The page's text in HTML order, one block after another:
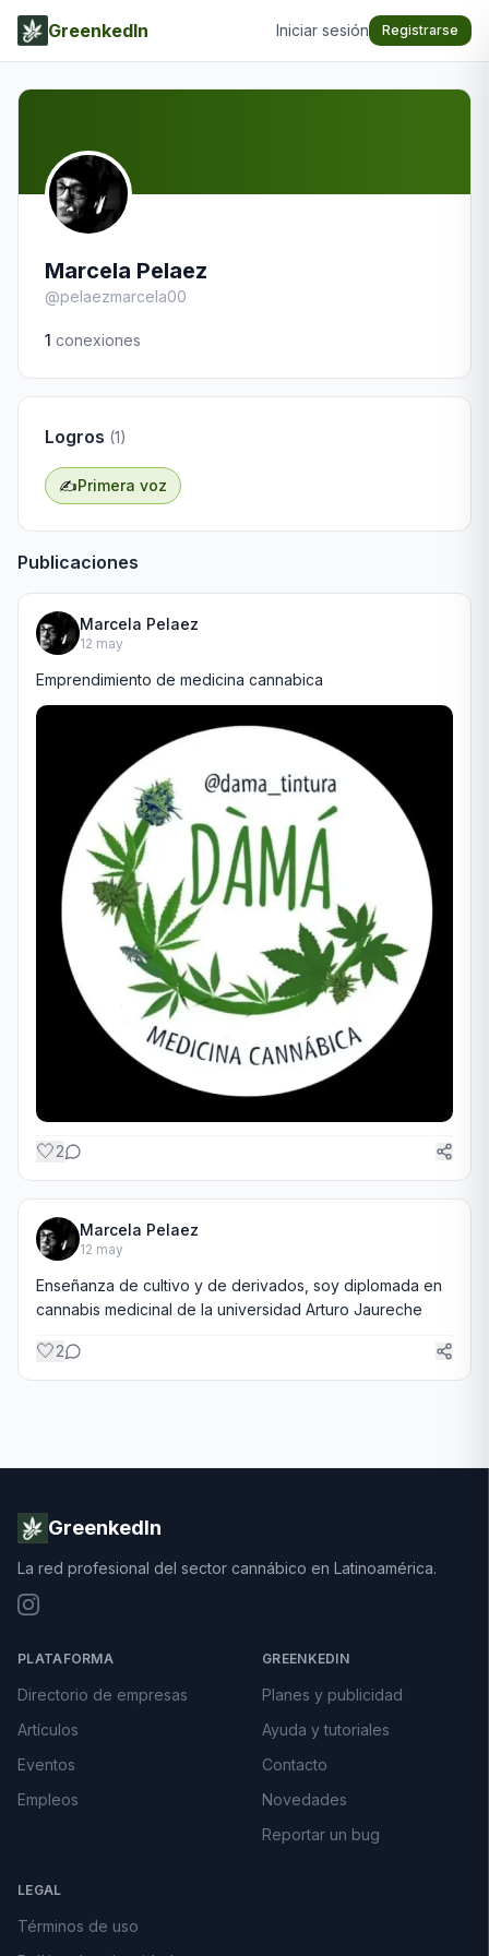
GreenkedIn Iniciar sesión Registrarse
Marcela Pelaez
@pelaezmarcela00
1 conexiones
Logros (1)
✍️Primera voz
Publicaciones
Marcela Pelaez
12 may
Emprendimiento de medicina cannabica
🤍2
Marcela Pelaez
12 may
Enseñanza de cultivo y de derivados, soy diplomada en
cannabis medicinal de la universidad Arturo Jaureche
🤍2
GreenkedIn
La red profesional del sector cannábico en Latinoamérica.
PLATAFORMA
Directorio de empresas
Artículos
Eventos
Empleos
GREENKEDIN
Planes y publicidad
Ayuda y tutoriales
Contacto
Novedades
Reportar un bug
LEGAL
Términos de uso